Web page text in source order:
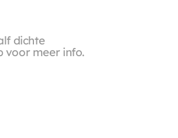
dichte
voor meer info.